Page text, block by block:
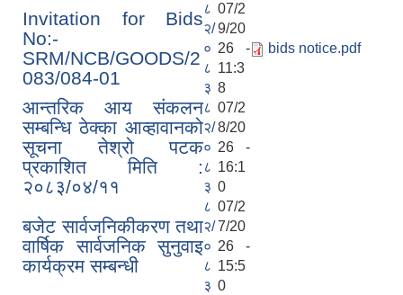
Invitation for Bids
No:-
SRM/NCB/GOODS/2
083/084-01
८
२/
०
८
३
07/2
9/20
26 -
11:3
8
bids notice.pdf
आन्तरिक आय संकलन
सम्बन्धि ठेक्का आव्हावानको
सूचना तेश्रो पटक
प्रकाशित मिति :
२०८३/०४/११
८
२/
०
८
३
07/2
8/20
26 -
16:1
0
बजेट सार्वजनिकीकरण तथा
वार्षिक सार्वजनिक सुनुवाइ
कार्यक्रम सम्बन्धी
८
२/
०
८
३
07/2
7/20
26 -
15:5
0